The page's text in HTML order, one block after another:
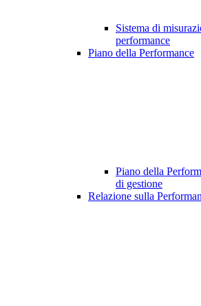
Sistema di
performance
Piano della Performance
Piano della
di gestione
Relazione sulla